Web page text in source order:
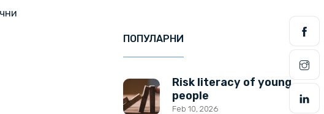
ПОПУЛАРНИ
Risk literacy of young
people
Feb 10, 2026